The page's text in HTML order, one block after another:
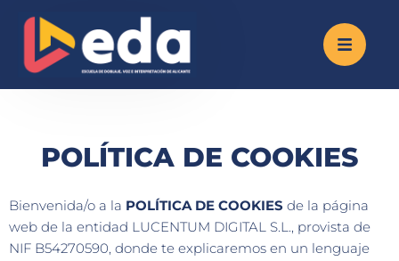
POLÍTICA DE COOKIES
Bienvenida/o a la POLÍTICA DE COOKIES de la página
web de la entidad LUCENTUM DIGITAL S.L., provista de
NIF B54270590, donde te explicaremos en un lenguaje